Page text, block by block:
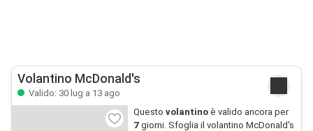
Volantino McDonald's
Valido: 30 lug a 13 ago
Questo volantinoè valido ancora per
7giorni. Sfoglia il volantino McDonald's